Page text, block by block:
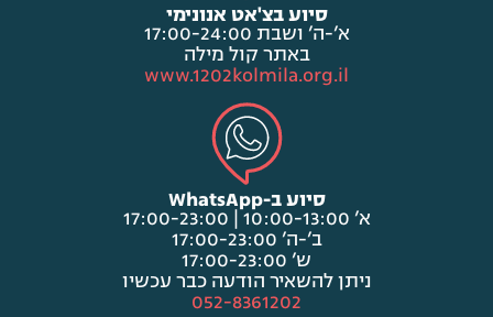
סיוע בצ'אט אנונימי
א’-ה’ ושבת 17:00-24:00
באתר קול מילה
www.1202kolmila.org.il
סיוע ב-WhatsApp
א’ 10:00-13:00 | 17:00-23:00
ב’-ה’ 17:00-23:00
ש’ 17:00-23:00
ניתן להשאיר הודעה כבר עכשיו
052-8361202